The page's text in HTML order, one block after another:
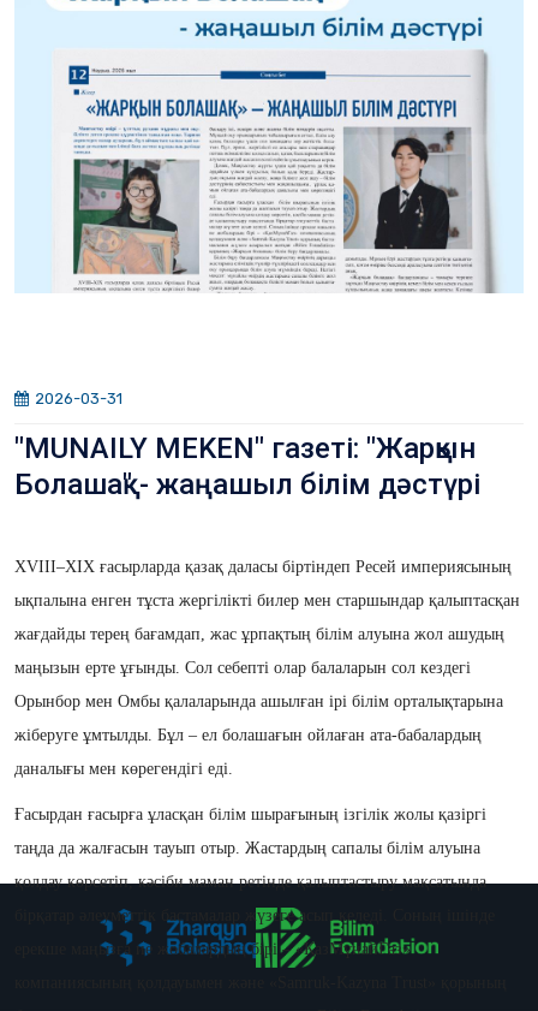
2026-03-31
"MUNAILY MEKEN" газеті: "Жарқын
Болашақ" - жаңашыл білім дәстүрі
XVIII–XIX ғасырларда қазақ даласы біртіндеп Ресей империясының
ықпалына енген тұста жергілікті билер мен старшындар қалыптасқан
жағдайды терең бағамдап, жас ұрпақтың білім алуына жол ашудың
маңызын ерте ұғынды. Сол себепті олар балаларын сол кездегі
Орынбор мен Омбы қалаларында ашылған ірі білім орталықтарына
жіберуге ұмтылды. Бұл – ел болашағын ойлаған ата-бабалардың
даналығы мен көрегендігі еді.
Ғасырдан ғасырға ұласқан білім шырағының ізгілік жолы қазіргі
таңда да жалғасын тауып отыр. Жастардың сапалы білім алуына
қолдау көрсетіп, кәсіби маман ретінде қалыптастыру мақсатында
бірқатар әлеуметтік бастамалар жүзеге асып келеді. Соның ішінде
ерекше маңызға ие жобалардың бірі – «ҚазМұнайГаз»